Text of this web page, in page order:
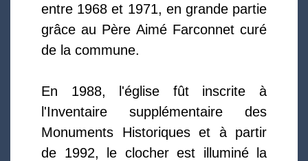
entre 1968 et 1971, en grande partie
grâce au Père Aimé Farconnet curé
de la commune.
En 1988, l'église fût inscrite à
l'Inventaire supplémentaire des
Monuments Historiques et à partir
de 1992, le clocher est illuminé la